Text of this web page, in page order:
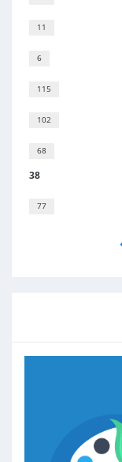
11
6
115
102
68
38
77